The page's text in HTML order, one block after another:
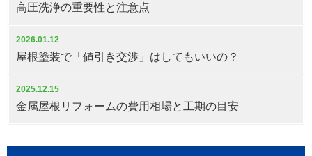
高圧洗浄の重要性と注意点
2026.01.12
屋根塗装で「値引き交渉」はしてもいいの？
2025.12.15
金属屋根リフォームの費用相場と工期の目安